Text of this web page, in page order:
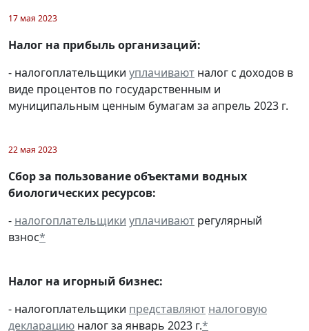
17 мая 2023
Налог на прибыль организаций:
- налогоплательщики уплачивают налог с доходов в
виде процентов по государственным и
муниципальным ценным бумагам за апрель 2023 г.
22 мая 2023
Сбор за пользование объектами водных
биологических ресурсов:
- налогоплательщики уплачивают регулярный
взнос*
Налог на игорный бизнес:
- налогоплательщики представляют налоговую
декларацию налог за январь 2023 г.*